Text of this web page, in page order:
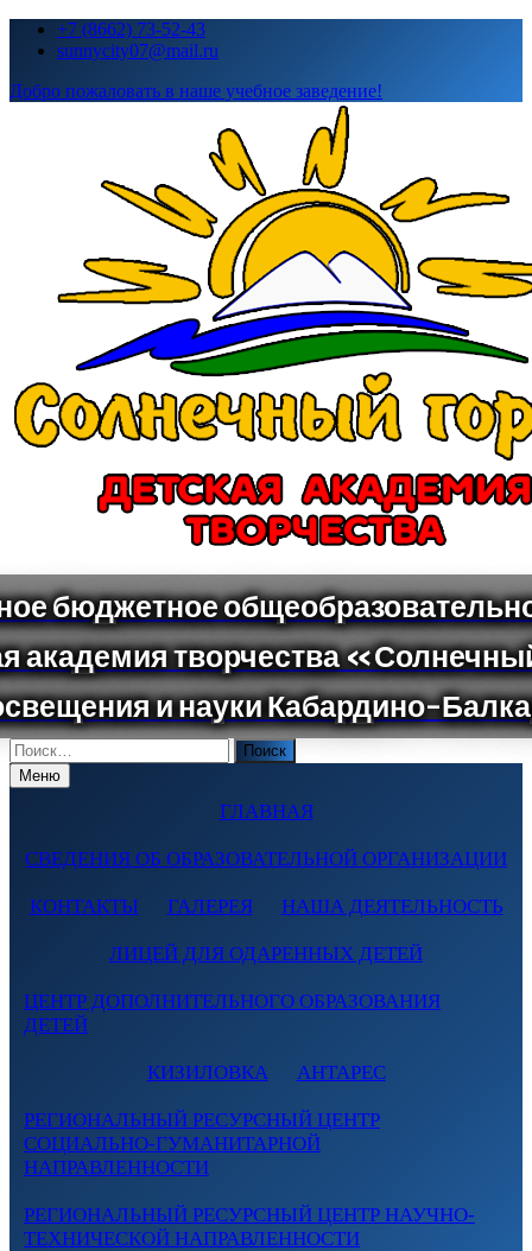
Перейти+7 (8662) 73-52-43
sunnycity07@mail.ru
Добро пожаловать в наше учебное заведение!
Поиск
по:Меню
ГЛАВНАЯ
СВЕДЕНИЯ ОБ ОБРАЗОВАТЕЛЬНОЙ ОРГАНИЗАЦИИ
КОНТАКТЫ ГАЛЕРЕЯ НАША ДЕЯТЕЛЬНОСТЬ
ЛИЦЕЙ ДЛЯ ОДАРЕННЫХ ДЕТЕЙ
ЦЕНТР ДОПОЛНИТЕЛЬНОГО ОБРАЗОВАНИЯ
ДЕТЕЙ
КИЗИЛОВКА АНТАРЕС
РЕГИОНАЛЬНЫЙ РЕСУРСНЫЙ ЦЕНТР
СОЦИАЛЬНО-ГУМАНИТАРНОЙ
НАПРАВЛЕННОСТИ
РЕГИОНАЛЬНЫЙ РЕСУРСНЫЙ ЦЕНТР НАУЧНО-
ТЕХНИЧЕСКОЙ НАПРАВЛЕННОСТИ